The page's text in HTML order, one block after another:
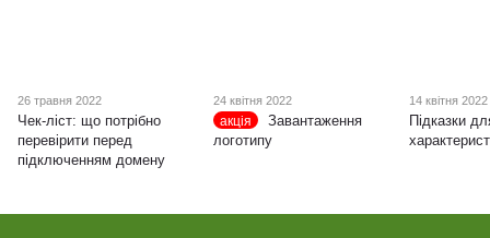
26 травня 2022
Чек-ліст: що потрібно
перевірити перед
підключенням домену
24 квітня 2022
акція
Завантаження
логотипу
14 квітня 2022
Підказки